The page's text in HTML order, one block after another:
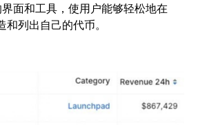
面和工具，使用户能够轻松地在
列出自己的代币。